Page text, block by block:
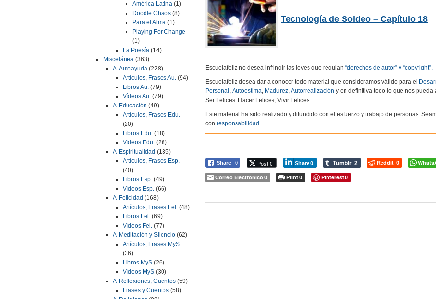
América Latina (1)
Doodle Chaos (8)
Para el Alma (1)
Playing For Change
(1)
La Poesía (14)
Miscelánea (363)
A-Autoayuda (228)
Artículos, Frases Au. (94)
Libros Au. (79)
Vídeos Au. (79)
A-Educación (49)
Artículos, Frases Edu.
(20)
Libros Edu. (18)
Vídeos Edu. (28)
A-Espiritualidad (135)
Artículos, Frases Esp.
(40)
Libros Esp. (49)
Vídeos Esp. (66)
A-Felicidad (168)
Artículos, Frases Fel. (48)
Libros Fel. (69)
Vídeos Fel. (77)
A-Meditación y Silencio (62)
Artículos, Frases MyS
(36)
Libros MyS (26)
Vídeos MyS (30)
A-Reflexiones, Cuentos (59)
Frases y Cuentos (58)
Tecnología de Soldeo – Capítulo 18
Escuelafeliz no desea infringir las leyes que regulan “derechos de autor” y “copyright”.
Escuelafeliz desea dar a conocer todo material que consideramos válido para el
Personal, Autoestima, Madurez, Autorrealización y en definitiva todo lo que nos
Ser Felices, Hacer Felices, Vivir Felices.
Este material ha sido realizado y difundido con el esfuerzo y trabajo de personas.
con responsabilidad.
Share 0 Post 0 Share0 Tumblr 2 Reddit 0
Correo Electrónico 0 Print0 Pinterest0